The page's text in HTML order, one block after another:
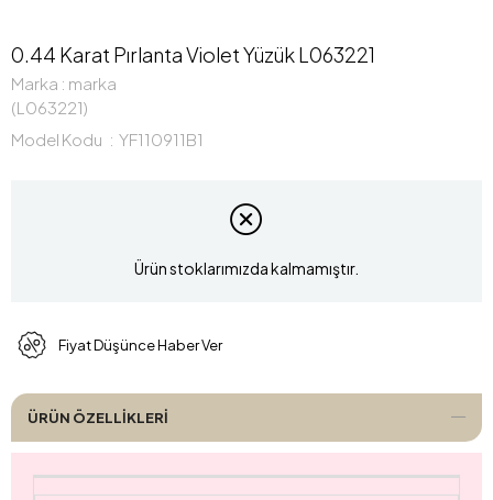
0.44 Karat Pırlanta Violet Yüzük L063221
Marka : marka
(L063221)
Model Kodu
YF110911B1
Ürün stoklarımızda kalmamıştır.
Fiyat Düşünce Haber Ver
ÜRÜN ÖZELLIKLERI